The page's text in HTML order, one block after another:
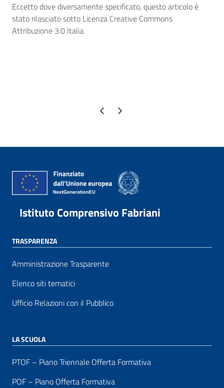
Eccetto dove diversamente specificato, questo articolo è
stato rilasciato sotto Licenza Creative Commons
Attribuzione 3.0 Italia.
Pagina precedente
Pagina successiva
Istituto Comprensivo Fabriani
TRASPARENZA
Amministrazione Trasparente
Elenco siti tematici
Ufficio Relazioni con il Pubblico
LA SCUOLA
PTOF – Piano Triennale Offerta Formativa
POF – Piano Offerta Formativa